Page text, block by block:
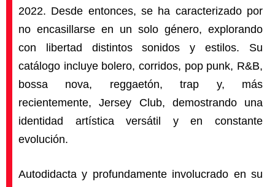
2022. Desde entonces, se ha caracterizado por
no encasillarse en un solo género, explorando
con libertad distintos sonidos y estilos. Su
catálogo incluye bolero, corridos, pop punk, R&B,
bossa nova, reggaetón, trap y, más
recientemente, Jersey Club, demostrando una
identidad artística versátil y en constante
evolución.
Autodidacta y profundamente involucrado en su